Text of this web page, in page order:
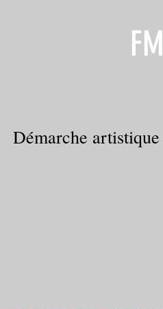
FM
Démarche artistique